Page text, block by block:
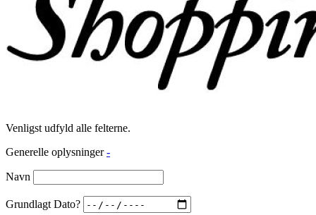
Venligst udfyld alle felterne.
Generelle oplysninger -
Navn
Grundlagt Dato?